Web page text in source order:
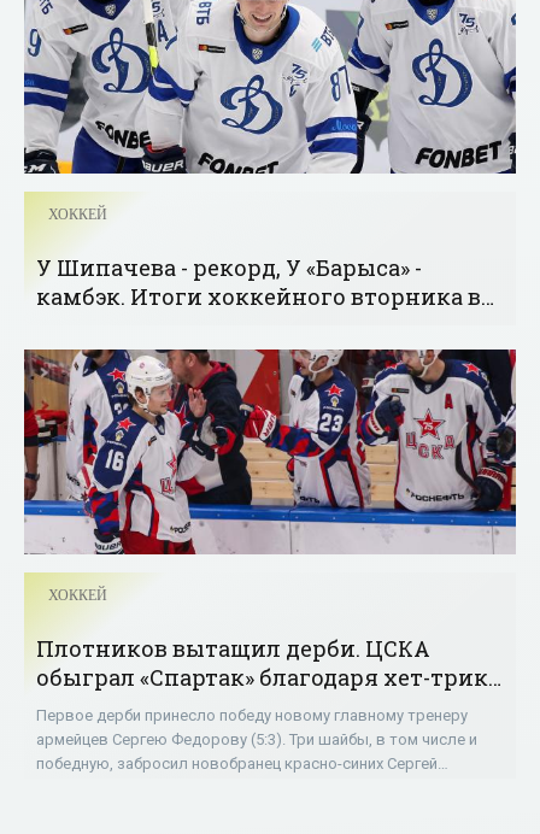
ХОККЕЙ
У Шипачева - рекорд, У «Барыса» -
камбэк. Итоги хоккейного вторника в
ХОККЕЙ
Плотников вытащил дерби. ЦСКА
обыграл «Спартак» благодаря хет-трику
новичка - «Хоккей»
Первое дерби принесло победу новому главному тренеру
армейцев Сергею Федорову (5:3). Три шайбы, в том числе и
победную, забросил новобранец красно-синих Сергей